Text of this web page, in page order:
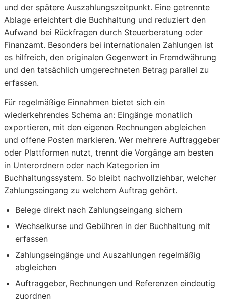
und der spätere Auszahlungszeitpunkt. Eine getrennte
Ablage erleichtert die Buchhaltung und reduziert den
Aufwand bei Rückfragen durch Steuerberatung oder
Finanzamt. Besonders bei internationalen Zahlungen ist
es hilfreich, den originalen Gegenwert in Fremdwährung
und den tatsächlich umgerechneten Betrag parallel zu
erfassen.
Für regelmäßige Einnahmen bietet sich ein
wiederkehrendes Schema an: Eingänge monatlich
exportieren, mit den eigenen Rechnungen abgleichen
und offene Posten markieren. Wer mehrere Auftraggeber
oder Plattformen nutzt, trennt die Vorgänge am besten
in Unterordnern oder nach Kategorien im
Buchhaltungssystem. So bleibt nachvollziehbar, welcher
Zahlungseingang zu welchem Auftrag gehört.
Belege direkt nach Zahlungseingang sichern
Wechselkurse und Gebühren in der Buchhaltung mit
erfassen
Zahlungseingänge und Auszahlungen regelmäßig
abgleichen
Auftraggeber, Rechnungen und Referenzen eindeutig
zuordnen